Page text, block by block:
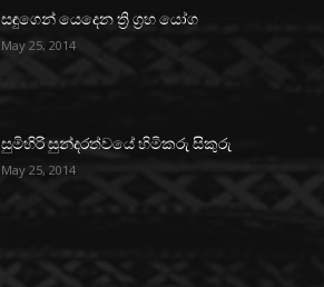
සඳුගෙන් යෙදෙන ත්‍රි ග්‍රහ යෝග
May 25, 2014
සුමිහිරි සුන්දරත්වයේ හිමිකරු සිකුරු
May 25, 2014